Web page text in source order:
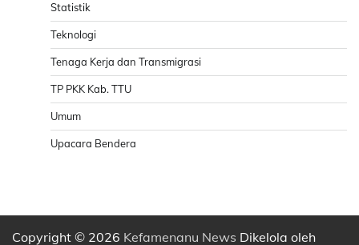
Statistik
Teknologi
Tenaga Kerja dan Transmigrasi
TP PKK Kab. TTU
Umum
Upacara Bendera
Copyright © 2026 Kefamenanu News Dikelola oleh